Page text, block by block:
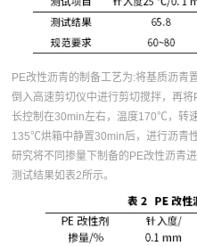
PE改性沥青的制备工艺为:将基质沥
倒入高速剪切仪中进行剪切搅拌，再
长控制在30min左右，温度170℃，转
135℃烘箱中静置30min后，进行沥青
研究将不同掺量下制备的PE改性沥青
测试结果如表2所示。